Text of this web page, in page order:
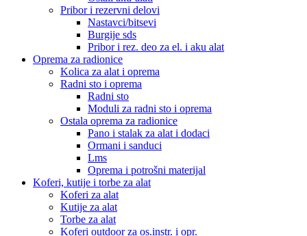
Pribor i rezervni delovi
Nastavci/bitsevi
Burgije sds
Pribor i rez. deo za el. i aku alat
Oprema za radionice
Kolica za alat i oprema
Radni sto i oprema
Radni sto
Moduli za radni sto i oprema
Ostala oprema za radionice
Pano i stalak za alat i dodaci
Ormani i sanduci
Lms
Oprema i potrošni materijal
Koferi, kutije i torbe za alat
Koferi za alat
Kutije za alat
Torbe za alat
Koferi outdoor za os.instr. i opr.